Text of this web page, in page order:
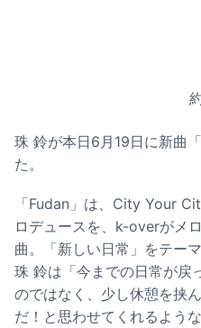
珠 鈴が本日6月19日に新曲
た。
「Fudan」は、City Your
ロデュースを、k-overがメ
曲。「新しい日常」をテー
珠 鈴は「今までの日常が戻
のではなく、少し休憩を挟
だ！と思わせてくれるよう